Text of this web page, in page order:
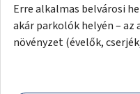
Erre alkalmas belvárosi
akár parkolók helyén –
növényzet (évelők,